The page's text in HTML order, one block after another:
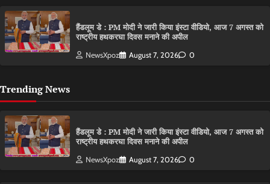
हैंडलूम डे : PM मोदी ने जारी किया इंस्टा वीडियो, आज 7 अगस्त को
राष्ट्रीय हथकरघा दिवस मनाने की अपील
NewsXpoz August 7, 2026 0
Trending News
हैंडलूम डे : PM मोदी ने जारी किया इंस्टा वीडियो, आज 7 अगस्त को
राष्ट्रीय हथकरघा दिवस मनाने की अपील
NewsXpoz August 7, 2026 0